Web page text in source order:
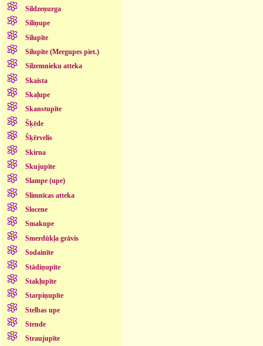
Sildzeņurga
Siliņupe
Silupīte
Silupīte (Mergupes piet.)
Silzemnieku atteka
Skaista
Skaļupe
Skanstupīte
Šķēde
Šķērvelis
Skirna
Skujupīte
Slampe (upe)
Slimnīcas atteka
Slocene
Smakupe
Smerdūkļa grāvis
Sodainīte
Stādiņupīte
Stakļupīte
Starpiņupīte
Stelbas upe
Stende
Straujupīte